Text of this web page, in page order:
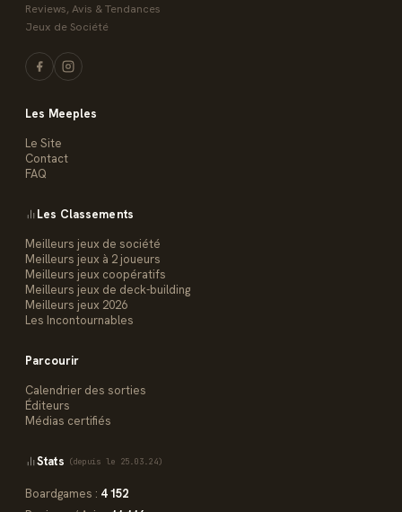
Reviews, Avis & Tendances
Jeux de Société
Les Meeples
Le Site
Contact
FAQ
Les Classements
Meilleurs jeux de société
Meilleurs jeux à 2 joueurs
Meilleurs jeux coopératifs
Meilleurs jeux de deck-building
Meilleurs jeux 2026
Les Incontournables
Parcourir
Calendrier des sorties
Éditeurs
Médias certifiés
Stats (depuis le 25.03.24)
Boardgames : 4 152